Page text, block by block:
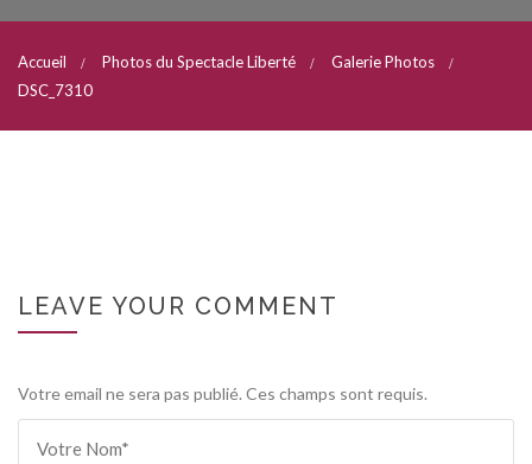
Accueil Photos du Spectacle Liberté
Galerie Photos
DSC_7310
LEAVE YOUR COMMENT
Votre email ne sera pas publié. Ces champs sont requis.